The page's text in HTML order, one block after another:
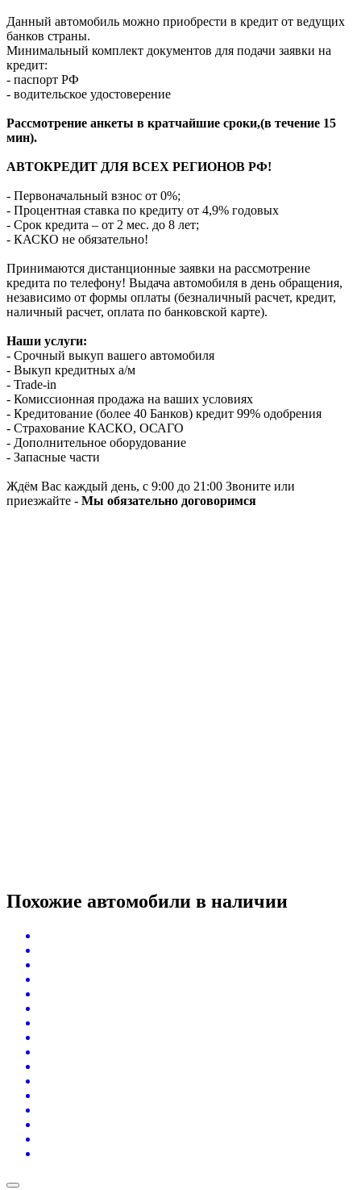
Данный автомобиль можно приобрести в кредит от ведущих
банков страны.
Минимальный комплект документов для подачи заявки на
кредит:
- паспорт РФ
- водительское удостоверение
Рассмотрение анкеты в кратчайшие сроки,(в течение 15
мин).
АВТОКРЕДИТ ДЛЯ ВСЕХ РЕГИОНОВ РФ!
- Первоначальный взнос от 0%;
- Процентная ставка по кредиту от 4,9% годовых
- Срок кредита – от 2 мес. до 8 лет;
- КАСКО не обязательно!
Принимаются дистанционные заявки на рассмотрение
кредита по телефону! Выдача автомобиля в день обращения,
независимо от формы оплаты (безналичный расчет, кредит,
наличный расчет, оплата по банковской карте).
Наши услуги:
- Срочный выкуп вашего автомобиля
- Выкуп кредитных а/м
- Trade-in
- Комиссионная продажа на ваших условиях
- Кредитование (более 40 Банков) кредит 99% одобрения
- Страхование КАСКО, ОСАГО
- Дополнительное оборудование
- Запасные части
Ждём Вас каждый день, с 9:00 до 21:00 Звоните или
приезжайте - Мы обязательно договоримся
Похожие автомобили в наличии